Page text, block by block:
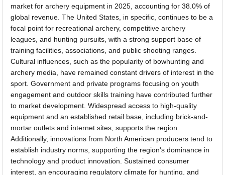
market for archery equipment in 2025, accounting for 38.0% of
global revenue. The United States, in specific, continues to be a
focal point for recreational archery, competitive archery
leagues, and hunting pursuits, with a strong support base of
training facilities, associations, and public shooting ranges.
Cultural influences, such as the popularity of bowhunting and
archery media, have remained constant drivers of interest in the
sport. Government and private programs focusing on youth
engagement and outdoor skills training have contributed further
to market development. Widespread access to high-quality
equipment and an established retail base, including brick-and-
mortar outlets and internet sites, supports the region.
Additionally, innovations from North American producers tend to
establish industry norms, supporting the region's dominance in
technology and product innovation. Sustained consumer
interest, an encouraging regulatory climate for hunting, and